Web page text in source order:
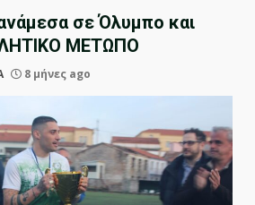
σε Όλυμπο και
ΜΕΤΩΠΟ
8 μήνες ago